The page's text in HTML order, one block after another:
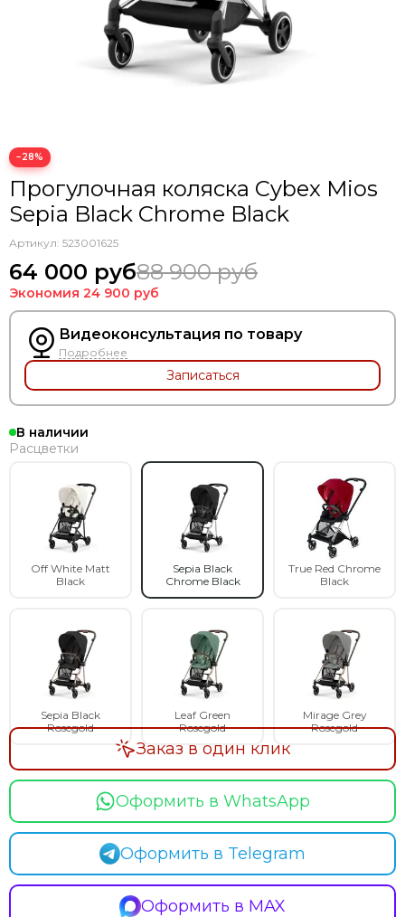
Коляски для двойни
−28%
Прогулочная коляска Cybex Mios
Sepia Black Chrome Black
Артикул: 523001625
64 000 руб88 900 руб
Экономия 24 900 руб
Видеоконсультация по товару
Подробнее
Записаться
В наличии
Расцветки
Off White Matt
Black
Sepia Black
Chrome Black
True Red Chrome
Black
Sepia Black
Rosegold
Leaf Green
Rosegold
Mirage Grey
Rosegold
Оформить в WhatsApp
Оформить в Telegram
Оформить в MAX
Заказ в один клик